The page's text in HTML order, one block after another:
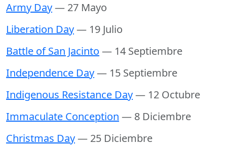
Army Day— 27 Mayo
Liberation Day— 19 Julio
Battle of San Jacinto — 14 Septiembre
Independence Day— 15 Septiembre
Indigenous Resistance Day— 12 Octubre
Immaculate Conception — 8 Diciembre
Christmas Day— 25 Diciembre